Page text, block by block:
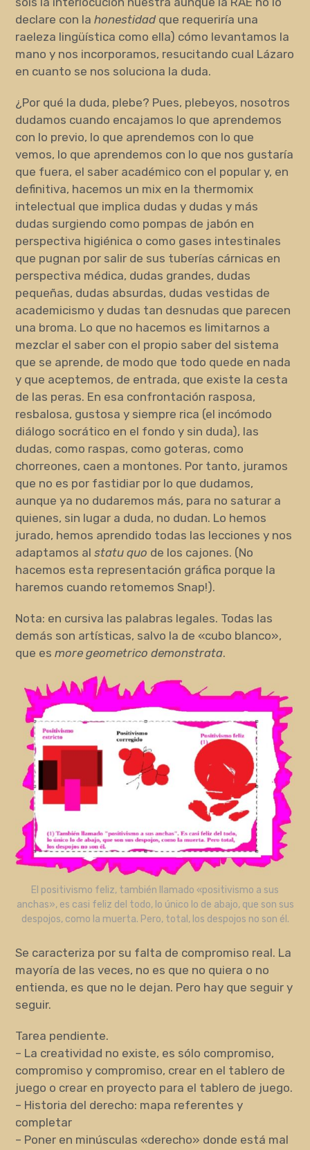
declare con lahonestidad que requeriría una
raeleza lingüística como ella) cómo levantamos la
mano y nos incorporamos, resucitando cual Lázaro
en cuanto se nos soluciona la duda.
¿Por qué la duda, plebe? Pues, plebeyos, nosotros
dudamos cuando encajamos lo que aprendemos
con lo previo, lo que aprendemos con lo que
vemos, lo que aprendemos con lo que nos gustaría
que fuera, el saber académico con el popular y, en
definitiva, hacemos un mix en la thermomix
intelectual que implica dudas y dudas y más
dudas surgiendo como pompas de jabón en
perspectiva higiénica o como gases intestinales
que pugnan por salir de sus tuberías cárnicas en
perspectiva médica, dudas grandes, dudas
pequeñas, dudas absurdas, dudas vestidas de
academicismo y dudas tan desnudas que parecen
una broma. Lo que no hacemos es limitarnos a
mezclar el saber con el propio saber del sistema
que se aprende, de modo que todo quede en nada
y que aceptemos, de entrada, que existe la cesta
de las peras. En esa confrontación rasposa,
resbalosa, gustosa y siempre rica (el incómodo
diálogo socrático en el fondo y sin duda), las
dudas, como raspas, como goteras, como
chorreones, caen a montones. Por tanto, juramos
que no es por fastidiar por lo que dudamos,
aunque ya no dudaremos más, para no saturar a
quienes, sin lugar a duda, no dudan. Lo hemos
jurado, hemos aprendido todas las lecciones y nos
adaptamos alstatu quo de los cajones. (No
hacemos esta representación gráfica porque la
haremos cuando retomemos Snap!).
Nota: en cursiva las palabras legales. Todas las
demás son artísticas, salvo la de «cubo blanco»,
que esmore geometrico demonstrata.
El positivismo feliz, también llamado «positivismo a sus
anchas», es casi feliz del todo, lo único lo de abajo, que son sus
despojos, como la muerta. Pero, total, los despojos no son él.
Se caracteriza por su falta de compromiso real. La
mayoría de las veces, no es que no quiera o no
entienda, es que no le dejan. Pero hay que seguir y
seguir.
Tarea pendiente.
– La creatividad no existe, es sólo compromiso,
compromiso y compromiso, crear en el tablero de
juego o crear en proyecto para el tablero de juego.
– Historia del derecho: mapa referentes y
completar
– Poner en minúsculas «derecho» donde está mal